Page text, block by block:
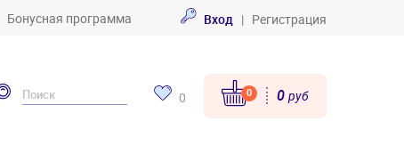
Бонусная программа Вход | Регистрация
0 0 0 руб